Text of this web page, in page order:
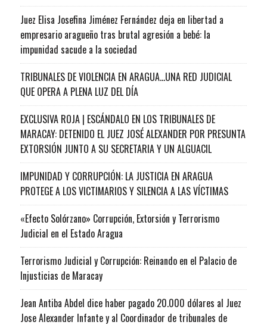
Juez Elisa Josefina Jiménez Fernández deja en libertad a
empresario aragueño tras brutal agresión a bebé: la
impunidad sacude a la sociedad
TRIBUNALES DE VIOLENCIA EN ARAGUA…UNA RED JUDICIAL
QUE OPERA A PLENA LUZ DEL DÍA
EXCLUSIVA ROJA | ESCÁNDALO EN LOS TRIBUNALES DE
MARACAY: DETENIDO EL JUEZ JOSÉ ALEXANDER POR PRESUNTA
EXTORSIÓN JUNTO A SU SECRETARIA Y UN ALGUACIL
IMPUNIDAD Y CORRUPCIÓN: LA JUSTICIA EN ARAGUA
PROTEGE A LOS VICTIMARIOS Y SILENCIA A LAS VÍCTIMAS
«Efecto Solórzano» Corrupción, Extorsión y Terrorismo
Judicial en el Estado Aragua
Terrorismo Judicial y Corrupción: Reinando en el Palacio de
Injusticias de Maracay
Jean Antiba Abdel dice haber pagado 20.000 dólares al Juez
Jose Alexander Infante y al Coordinador de tribunales de